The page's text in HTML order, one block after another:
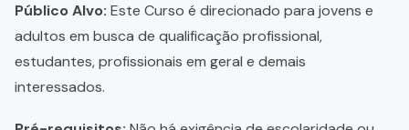
Público Alvo: Este Curso é direcionado para jovens e
adultos em busca de qualificação profissional,
estudantes, profissionais em geral e demais
interessados.